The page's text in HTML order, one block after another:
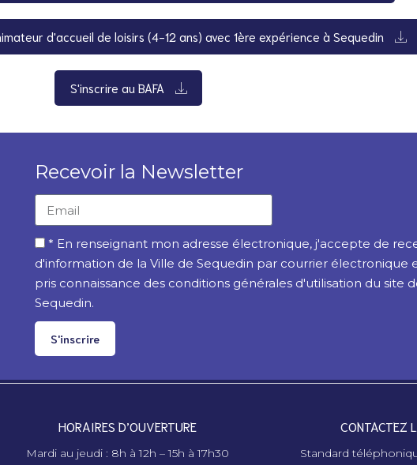
d'accueil de loisirs (4-12 ans) avec 1ère expérience à Sequedin
S'inscrire au BAFA
Recevoir la Newsletter
* En renseignant mon adresse électronique, j'accepte de
d'information de la Ville de Sequedin par courrier électronique
pris connaissance des conditions générales d'utilisation du site
Sequedin.
S'inscrire
HORAIRES D’OUVERTURE
Mardi au jeudi : 8h à 12h – 15h à 17h30
CONTACTEZ
Standard